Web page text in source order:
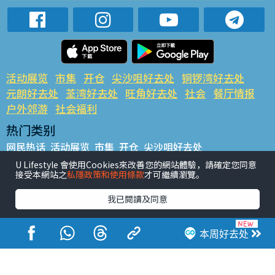
本周好去处
活动展览 市集 开仓 尖沙咀好去处 铜锣湾好去处
元朗好去处 荃湾好去处 旺角好去处 社会 餐厅情报
户外郊游 社会福利
热门类别
网民热话 活动展览 市集 开仓 尖沙咀好去处
铜锣湾好去处 元朗好去处 荃湾好去处 旺角好去处 社会
餐厅情报 户外郊游
热门标签
#UGO揾好去处 #人气活动推介 #美食社群热话
#亲子玩乐好去处
#ULifestyle应用程式
#限时抢
#UJetso礼物放送
#ULifestyle商户中心 #著数 #网络热话
U Lifestyle 會使用Cookies來改善您的網站體驗，請確定您同意
接受本網站之私隱政策和使用條款才可繼續瀏覽。
我已閱讀及同意